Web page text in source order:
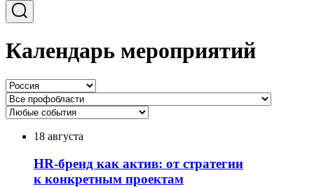
Календарь мероприятий
18 августа
HR-бренд как актив: от стратегии
к конкретным проектам